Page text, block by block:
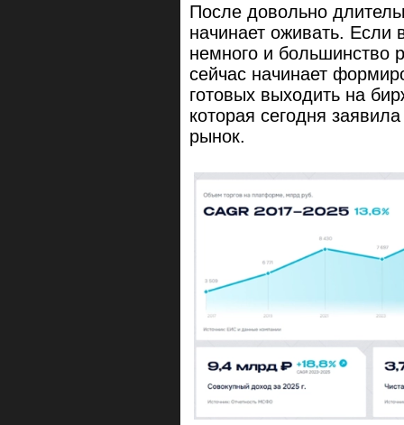
После довольно
начинает оживать. Если
немного и большинство
сейчас начинает
готовых выходить на
которая сегодня
рынок.